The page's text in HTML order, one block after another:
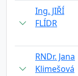
Ing. JIŘÍ
FLÍDR
RNDr. Jana
Klimešová